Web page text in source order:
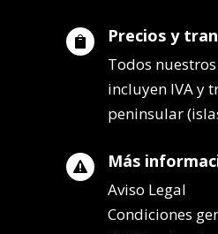
 Precios y
Todos
incluyen IVA y
peninsular
 Más
Aviso Legal
Condiciones